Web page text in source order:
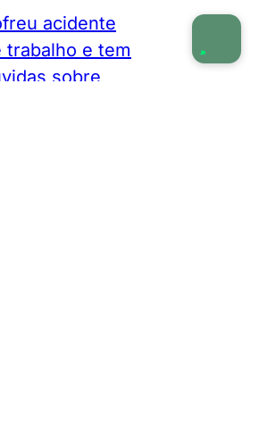
acidente
trabalho e tem
sobre